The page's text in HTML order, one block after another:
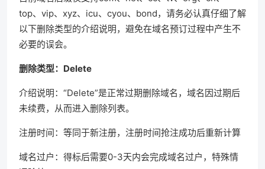
top、vip、xyz、icu、cyou、bond，请务必认真仔细了解
以下删除类型的介绍说明，避免在域名预订过程中产生不
必要的误会。
删除类型：Delete
介绍说明：“Delete”是正常过期删除域名，域名因过期后
未续费，从而进入删除列表。
注册时间：等同于新注册，注册时间抢注成功后重新计算
域名过户：得标后需要0-3天内会完成域名过户，特殊情